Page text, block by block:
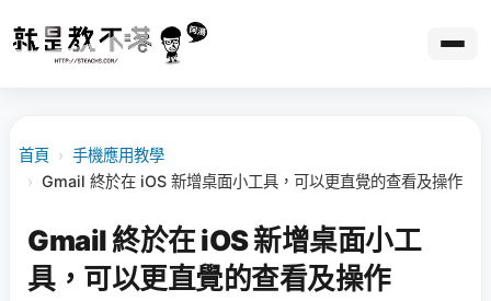
首頁 › 手機應用教學
› Gmail 終於在 iOS 新增桌面小工具，可以更直覺的查看及操作
Gmail 終於在 iOS 新增桌面小工
具，可以更直覺的查看及操作